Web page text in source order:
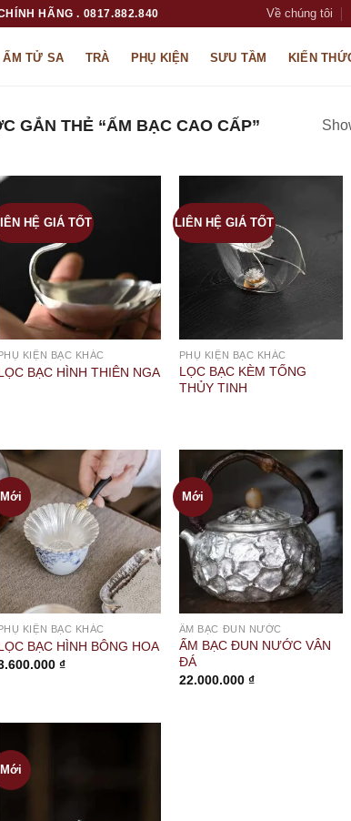
HÃNG . 0817.882.840 Về chúng tôi
ẤM TỬ SA TRÀ PHỤ KIỆN SƯU TẦM KIẾN
GẮN THẺ “ẤM BẠC CAO CẤP”
HỆ GIÁ TỐT
PHỤ KIỆN BẠC KHÁC
BẠC HÌNH THIÊN NGA
LIÊN HỆ GIÁ TỐT
PHỤ KIỆN BẠC KHÁC
LỌC BẠC KÈM TỐNG
THỦY TINH
Mới
KIỆN BẠC KHÁC
BẠC HÌNH BÔNG HOA
₫
Mới
ẤM BẠC ĐUN NƯỚC
ẤM BẠC ĐUN NƯỚC VÂN
ĐÁ
22.000.000 ₫
Mới